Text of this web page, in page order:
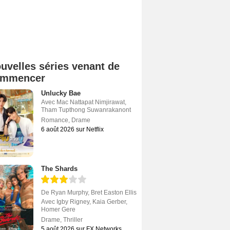
séries venant de
Unlucky Bae
Avec Mac Nattapat Nimjirawat,
Tham Tupthong Suwanrakanont
Romance, Drame
6 août 2026 sur Netflix
The Shards
De Ryan Murphy, Bret Easton Ellis
Avec Igby Rigney, Kaia Gerber,
Homer Gere
Drame, Thriller